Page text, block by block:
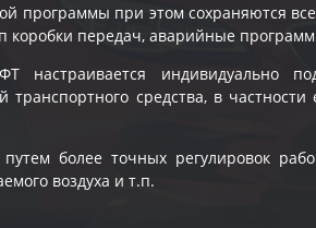
программы при этом сохраняются
коробки передач, аварийные
настраивается индивидуально
средства, в частности
более точных регулировок
воздуха и т.п.